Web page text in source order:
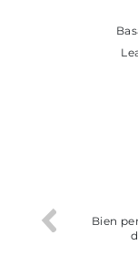
Lea algunas de las opiniones
trobat
Bien